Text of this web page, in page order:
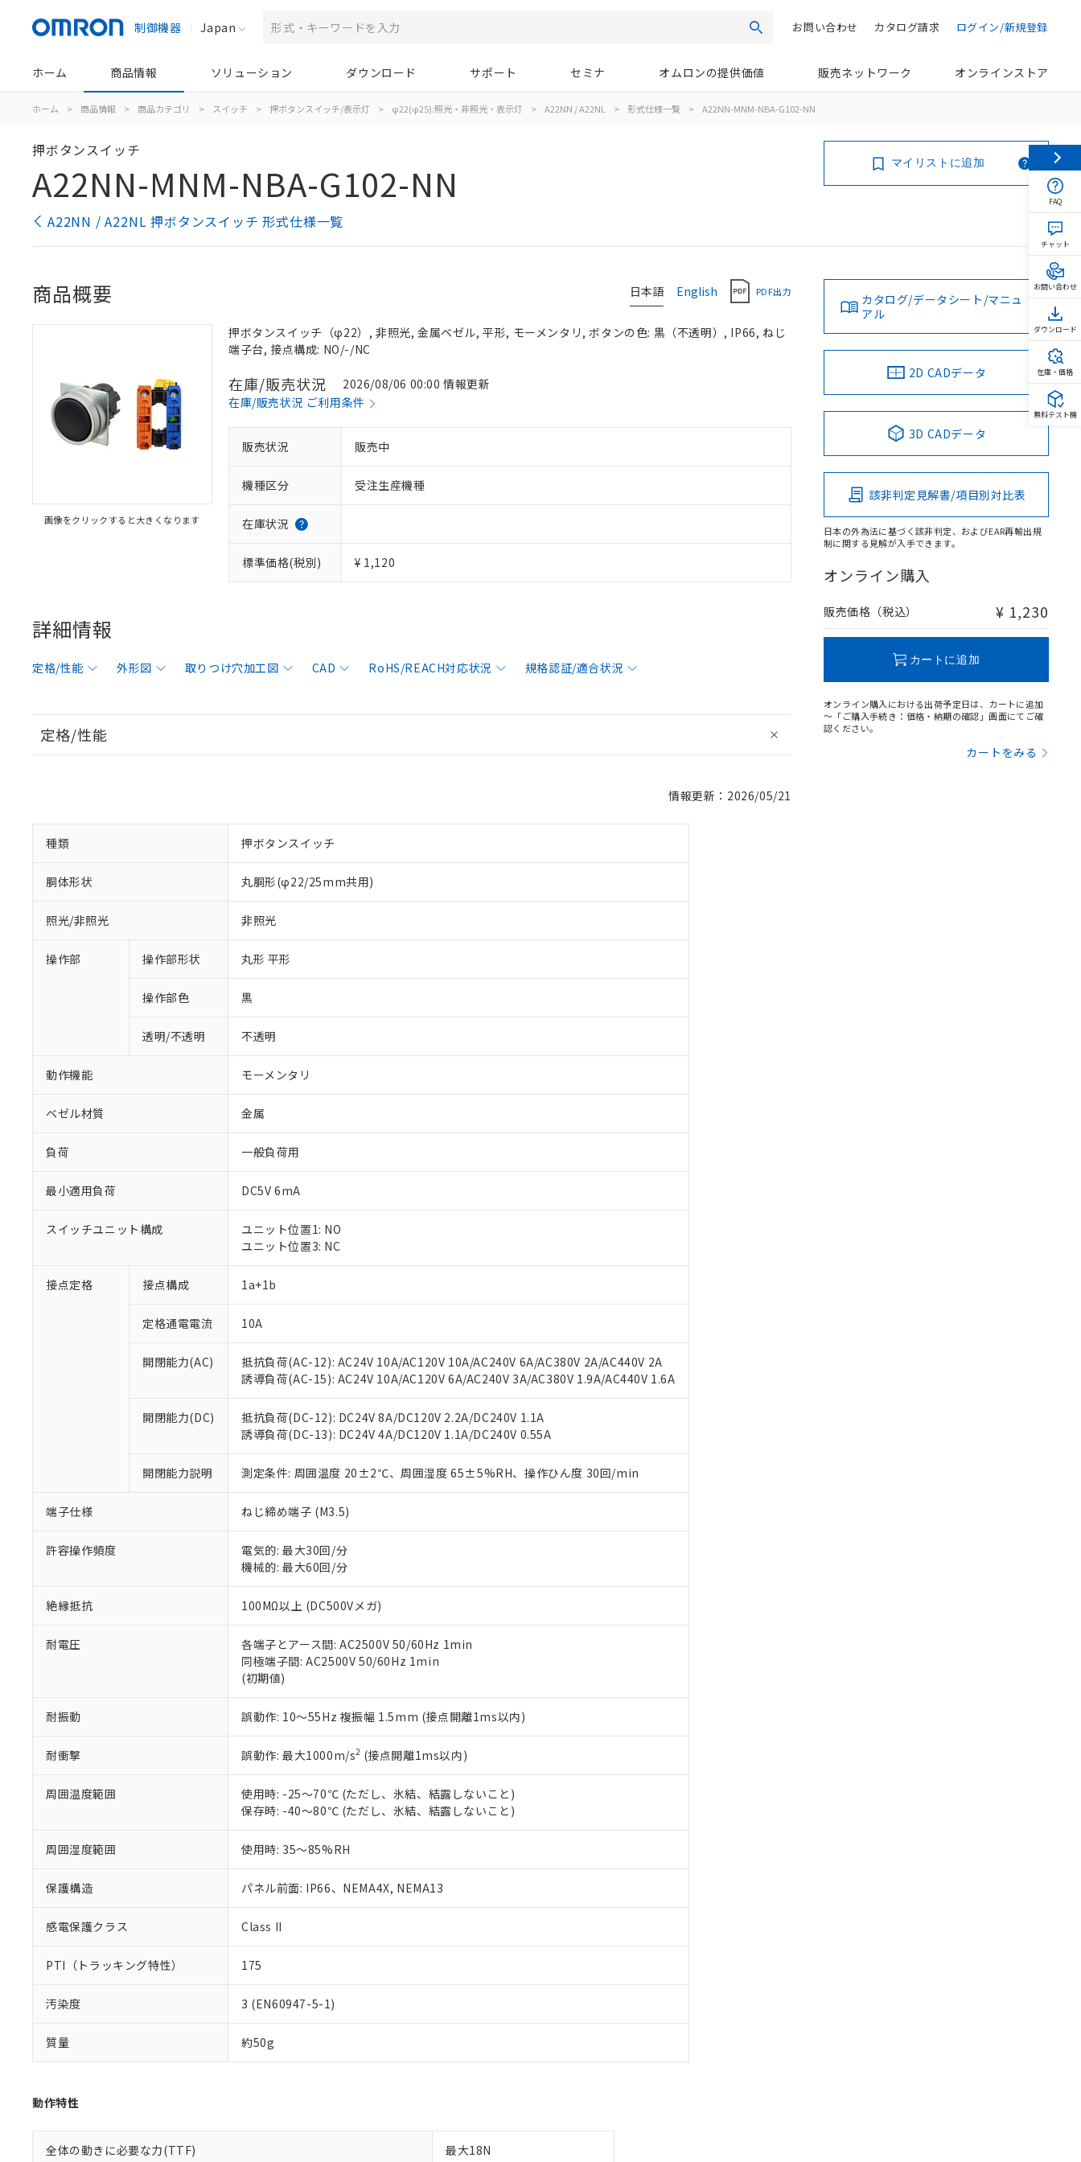
制御機器 Japan 検索 ログイン/新規登録
カタログ請求
お問い合わせ
ホーム 商品情報 ソリューション ダウンロード サポート セミナ オムロンの提供価値 販売ネットワーク オンラインストア
ホーム > 商品情報 > 商品カテゴリ > スイッチ > 押ボタンスイッチ/表示灯 > φ22(φ25):照光・非照光・表示灯 > A22NN / A22NL > 形式仕様一覧 > A22NN-MNM-NBA-G102-NN
押ボタンスイッチ
A22NN-MNM-NBA-G102-NN
A22NN / A22NL 押ボタンスイッチ 形式仕様一覧
マイリストに追加
日本語 English PDF出力
商品概要
画像をクリックすると大きくなります
押ボタンスイッチ（φ22）, 非照光, 金属ベゼル, 平形, モーメンタリ, ボタンの色: 黒（不透明）, IP66, ねじ
端子台, 接点構成: NO/-/NC
在庫/販売状況
2026/08/06 00:00 情報更新
在庫/販売状況 ご利用条件
販売状況 販売中
機種区分 受注生産機種
在庫状況
標準価格(税別) ¥ 1,120
詳細情報
定格/性能 外形図 取りつけ穴加工図 CAD RoHS/REACH対応状況 規格認証/適合状況
定格/性能
情報更新：2026/05/21
種類 押ボタンスイッチ
胴体形状 丸胴形(φ22/25mm共用)
照光/非照光 非照光
操作部 操作部形状 丸形 平形
操作部色 黒
透明/不透明 不透明
動作機能 モーメンタリ
ベゼル材質 金属
負荷 一般負荷用
最小適用負荷 DC5V 6mA
スイッチユニット構成
ユニット位置1: NO
ユニット位置3: NC
接点定格 接点構成 1a+1b
定格通電電流 10A
開閉能力(AC)
抵抗負荷(AC-12): AC24V 10A/AC120V 10A/AC240V 6A/AC380V 2A/AC440V 2A
誘導負荷(AC-15): AC24V 10A/AC120V 6A/AC240V 3A/AC380V 1.9A/AC440V 1.6A
開閉能力(DC)
抵抗負荷(DC-12): DC24V 8A/DC120V 2.2A/DC240V 1.1A
誘導負荷(DC-13): DC24V 4A/DC120V 1.1A/DC240V 0.55A
開閉能力説明 測定条件: 周囲温度 20±2℃、周囲湿度 65±5%RH、操作ひん度 30回/min
端子仕様 ねじ締め端子 (M3.5)
許容操作頻度
電気的: 最大30回/分
機械的: 最大60回/分
絶縁抵抗 100MΩ以上 (DC500Vメガ)
耐電圧
各端子とアース間: AC2500V 50/60Hz 1min
同極端子間: AC2500V 50/60Hz 1min
(初期値)
耐振動 誤動作: 10～55Hz 複振幅 1.5mm (接点開離1ms以内)
耐衝撃 誤動作: 最大1000m/s2 (接点開離1ms以内)
周囲温度範囲
使用時: -25～70℃ (ただし、氷結、結露しないこと)
保存時: -40～80℃ (ただし、氷結、結露しないこと)
周囲湿度範囲 使用時: 35～85%RH
保護構造 パネル前面: IP66、NEMA4X, NEMA13
感電保護クラス Class II
PTI（トラッキング特性） 175
汚染度 3 (EN60947-5-1)
質量 約50g
動作特性
全体の動きに必要な力(TTF) 最大18N
カタログ/データシート/マニュ
アル
2D CADデータ
3D CADデータ
該非判定見解書/項目別対比表
日本の外為法に基づく該非判定、およびEAR再輸出規
制に関する見解が入手できます。
オンライン購入
販売価格（税込） ¥ 1,230
カートに追加
オンライン購入における出荷予定日は、カートに追加
～「ご購入手続き：価格・納期の確認」画面にてご確
認ください。
カートをみる
ご利用条件
以下の条件をお読みいただき、同意のうえご利用ください。
本サービスは、当社制御機器事業取扱商品の当社在庫状況および標準価格(税抜)を提供させていただ
くものです。
当社制御機器事業取扱商品の中には、本サービスの対象外となる商品もあることをご了承ください。
在庫状況および標準価格照会結果は、記載している更新日時点での社内データに基づき作成されるも
い。
正式な納期状況および標準価格はお客様のお取引先、またはお客様担当のオムロン制御機器販売店・
当社販売員にご相談ください。
在庫状況および標準価格結果を当社の事前の承諾なく第三者に漏洩または開示しないようお願いしま
す。
マイパーツ機能（部品リスト作成サービス）をご利用いただくには、I-Webメンバーズにご登録され
ている必要があります。
が、当社の製品・サービスに関するお客様との取引・商談に必要な範囲で利用することをご了承くだ
さい。
※当社の共同利用者とは、
"個人情報の共同利用に関して"
いる法人を指します。
※1 対応状況
対応予定：EU RoHS指令（10物質）の非含有に対応した製品に切り替える予定のある商品です。
対応予定なし：EU RoHS指令（10物質）の非含有に非対応の商品で、対応品を出す予定はありません。
調査・確認中：EU RoHS指令（10物質）の非含有の対応状況を調査中または確認中の商品です。
非該当品：ライセンス料など無形物で、有害物質有無と関係のない商品です。
があります。
*EU RoHS指令（10物質）：
鉛(Pb) 1000ppm以下、 水銀(Hg) 1000ppm以下、 カドミウム(Cd) 100ppm以下、
六価クロム(Cr(Ⅵ)) 1000ppm以下、ポリ臭化ビフェニル類(PBB) 1000ppm以下、ポリ臭化ジフェニルエーテル類(PBDE) 1000ppm以下、
フタル酸ビス(2-エチルヘキシル) (DEHP)(別名：DOP) 1000ppm以下、フタル酸ブチルベンジル（BBP） 1000ppm以下、フタル酸ジブチ
ル（DBP） 1000ppm以下、フタル酸ジイソブチル (DIBP) 1000ppm以下
但し、RoHS指令で産業用監視および制御機器に対する適用除外項目は除く。
フタル酸エステル類の４物質については閾値を超える意図的な使用がないことを確認しています。
※2 対応予定月
部品在庫の切り替え状況などにより、予定月が前後することがあります。
※3 非含有証明書ダウンロード
下記の非含有証明書をダウンロードすることができます。
EU RoHS指令（10物質）の非含有証明書
51物質の非含有証明書（当社基準）
また、RoHS指令のフタル酸エステル類４物質の対応では、対応完了までの期間は出荷製品に未対応品が
混在することから備考欄に対応日を記載しておりました。
既に当社にて対応品への在庫切替を完了していることから、特段のことがない限り、2022年1月12日よ
り割愛しております。
※1 中国RoHS○×表
「○」：最大均質材料含有率が中国RoHSの基準値以下であることを示します。
「×」：最大均質材料含有率が中国RoHSの基準値を超えていることを示します。
「－」：未確認です。当社販売部門へお問い合わせください。
Pb(鉛) :1000ppm、 Hg(水銀) : 1000ppm、 Cd(カドミウム) : 100ppm、
DEHP(フタル酸ビス(2-エチルヘキシル)) : 1000ppm
※2 環境保護使用期限
「10」：通常の使用状況下において有害物質が外部に漏えいし、環境に深刻な影響を及ぼさない年数を意
味します。
「－」：未確認です。当社販売部門へお問い合わせください。
う）を輸出または国外への提供する場合は、日本国政府の輸出許可(または役務取引許可)を取得する
などの必要な手続きをとります。
当社は規制貨物を破棄する場合は、完全に破砕するなど、違法に輸出されないよう必要な手段を講じ
ます。
当社は貴社製品を、核兵器、ミサイル、化学兵器、生物兵器またはその他武器並びにこれらの製造装
置等に一切使用いたしません。
当社は、貴社製品を第三者に販売する場合は、上記1、2および3の内容を当該第三者に通知します。
たしません。
合意する キャンセル
記
説明
△ 一定数には満たないが在庫あり
－
在庫なし(最新の在庫状況については、お客様のお取引先、またはお客様担当のオムロン制御
空
白
受注生産機種、また在庫状況の情報を公開していない機種
FAQ
チャット
お問い合わせ
ダウンロード
在庫・価格
無料テスト機